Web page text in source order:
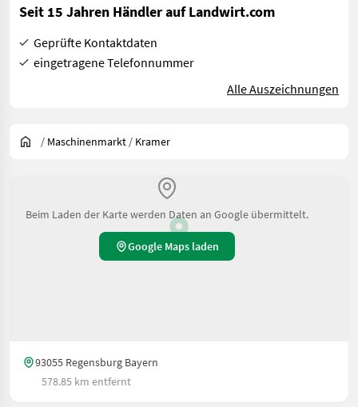
Seit 15 Jahren Händler auf Landwirt.com
Geprüfte Kontaktdaten
eingetragene Telefonnummer
Alle Auszeichnungen
/ Maschinenmarkt / Kramer
Beim Laden der Karte werden Daten an Google übermittelt.
Google Maps laden
93055 Regensburg Bayern
578.85 km entfernt